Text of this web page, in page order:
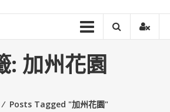
:加州花園
⁄ Posts Tagged "加州花園"